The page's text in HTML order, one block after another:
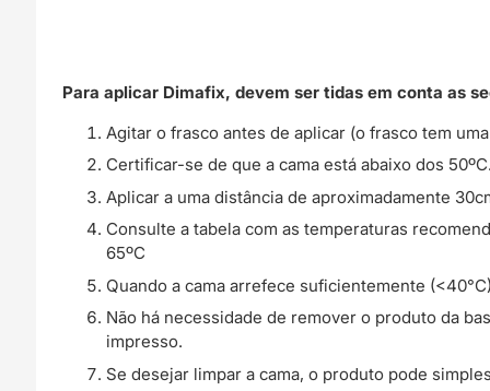
Para aplicar Dimafix, devem ser tidas em conta as
Agitar o frasco antes de aplicar (o frasco tem
Certificar-se de que a cama está abaixo dos
Aplicar a uma distância de aproximadamente
Consulte a tabela com as temperaturas
65ºC
Quando a cama arrefece suficientemente
Não há necessidade de remover o produto da
impresso.
Se desejar limpar a cama, o produto pode